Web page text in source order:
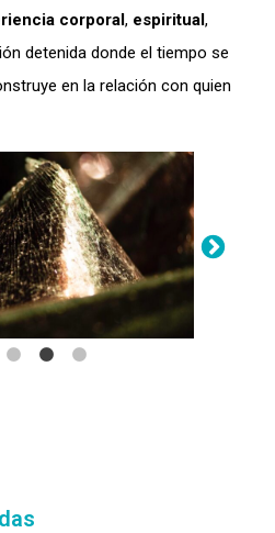
corporal, espiritual,
detenida donde el tiempo se
en la relación con quien